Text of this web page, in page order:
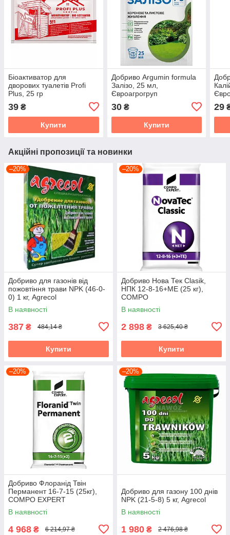
Біоактиватор для
дворових туалетів Profi
Plus, 25 гр
39 ₴
Купити
Добриво Argumin formula
Залізо, 25 мл,
Євроагрогруп
30₴
Купити
29
Акційні пропозиції та новинки
–20%
Добриво для газонів від
пожовтіння трави NPK (46-0-
0) 1 кг, Agrecol
В наявності
387 ₴ 484,14 ₴
Купити
–20%
Добриво Нова Тек Clasik,
НПК 12-8-16+МЕ (25 кг),
COMPO
В наявності
2 898 ₴ 3 625,40 ₴
Купити
–20%
Добриво Флоранід Твін
Перманент 16-7-15 (25кг),
COMPO EXPERT
В наявності
4 968 ₴ 6 214,97 ₴
–20%
Добриво для газону 100 днів
NPK (21-5-8) 5 кг, Agrecol
В наявності
1 980 ₴ 2 476,98 ₴